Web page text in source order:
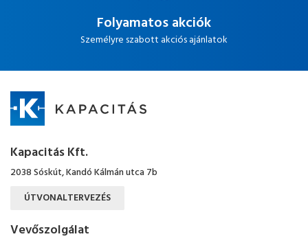
Folyamatos akciók
Személyre szabott akciós ajánlatok
Kapacitás Kft.
2038 Sóskút, Kandó Kálmán utca 7b
ÚTVONALTERVEZÉS
Vevőszolgálat